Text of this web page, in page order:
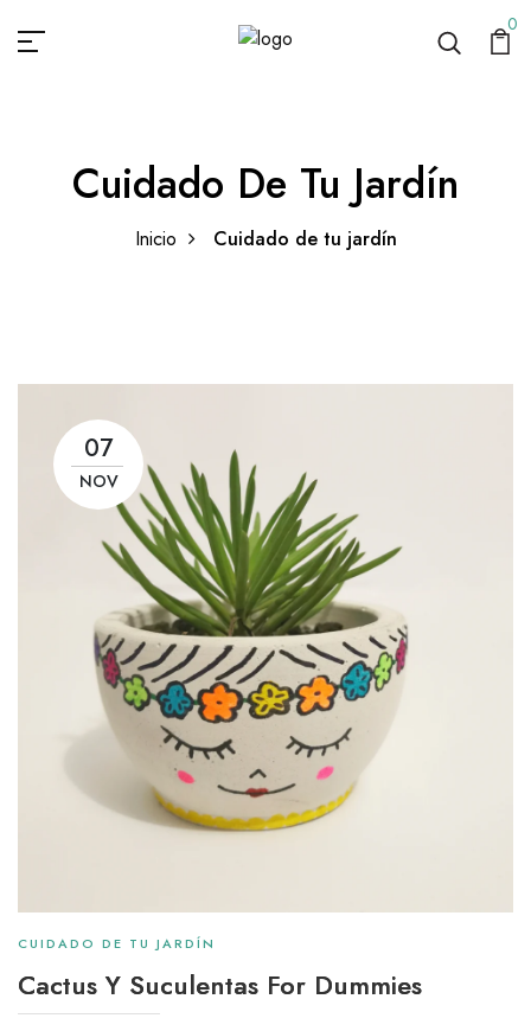
0
Cuidado De Tu Jardín
Inicio Cuidado de tu jardín
07
NOV
CUIDADO DE TU JARDÍN
Cactus Y Suculentas For Dummies